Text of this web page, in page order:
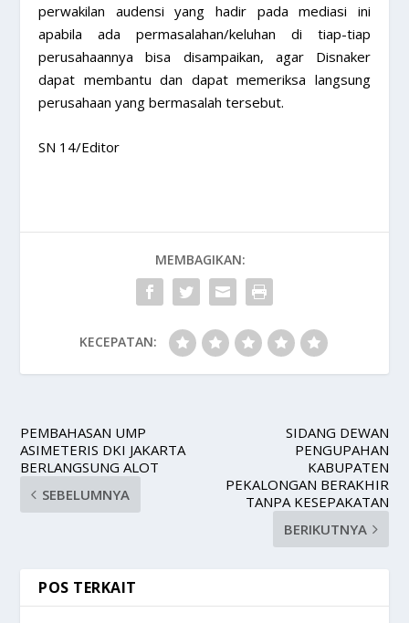
perwakilan audensi yang hadir pada mediasi ini
apabila ada permasalahan/keluhan di tiap-tiap
perusahaannya bisa disampaikan, agar Disnaker
dapat membantu dan dapat memeriksa langsung
perusahaan yang bermasalah tersebut.
SN 14/Editor
MEMBAGIKAN:
KECEPATAN:
PEMBAHASAN UMP
ASIMETERIS DKI JAKARTA
BERLANGSUNG ALOT
SEBELUMNYA
SIDANG DEWAN
PENGUPAHAN
KABUPATEN
PEKALONGAN BERAKHIR
TANPA KESEPAKATAN
BERIKUTNYA
POS TERKAIT